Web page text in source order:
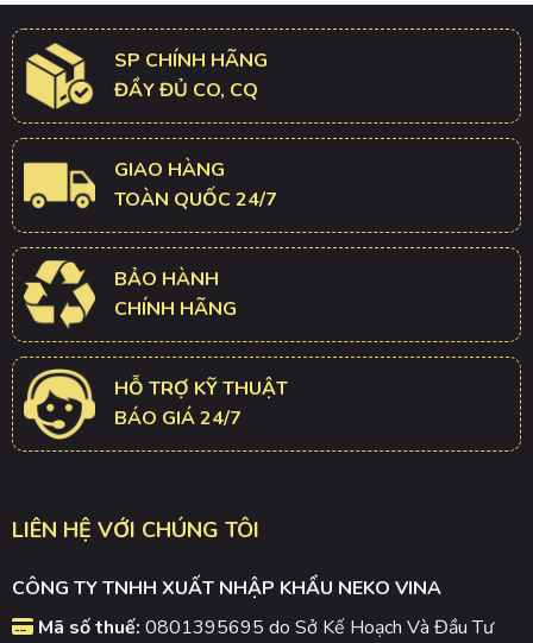
SP CHÍNH HÃNG
ĐẦY ĐỦ CO, CQ
GIAO HÀNG
TOÀN QUỐC 24/7
BẢO HÀNH
CHÍNH HÃNG
HỖ TRỢ KỸ THUẬT
BÁO GIÁ 24/7
LIÊN HỆ VỚI CHÚNG TÔI
CÔNG TY TNHH XUẤT NHẬP KHẨU NEKO VINA
Mã số thuế: 0801395695 do Sở Kế Hoạch Và Đầu Tư